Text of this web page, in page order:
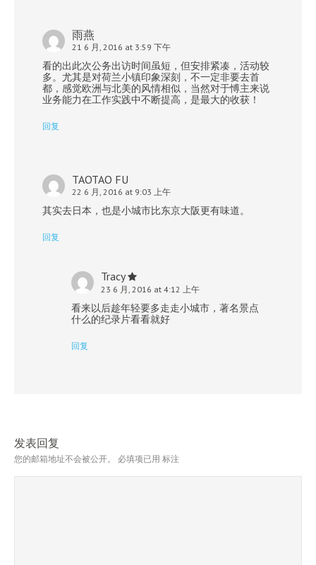
雨燕
21 6 月, 2016 at 3:59 下午
看的出此次公务出访时间虽短，但安排紧凑，活动较
多。尤其是对荷兰小镇印象深刻，不一定非要去首
都，感觉欧洲与北美的风情相似，当然对于愽主来说
业务能力在工作实践中不断提高，是最大的收获！
回复
TAOTAO FU
22 6 月, 2016 at 9:03 上午
其实去日本，也是小城市比东京大阪更有味道。
回复
Tracy
23 6 月, 2016 at 4:12 上午
看来以后趁年轻要多走走小城市，著名景点
什么的纪录片看看就好
回复
发表回复
您的邮箱地址不会被公开。 必填项已用 标注